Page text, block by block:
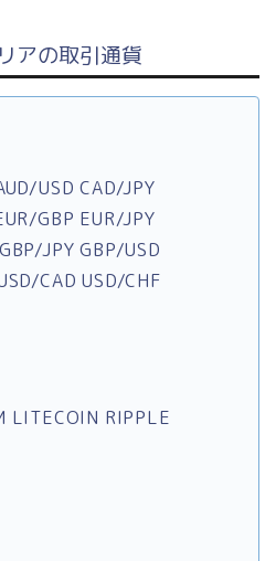
アの取引通貨
USDCAD/JPY
GBP EUR/JPY
JPY GBP/USD
CAD USD/CHF
LITECOIN RIPPLE